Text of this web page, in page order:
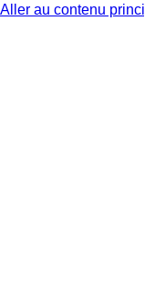
Aller au contenu